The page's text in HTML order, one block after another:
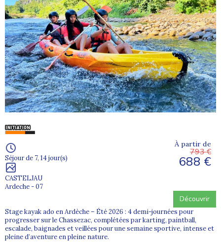
Séjour de 7, 14 jour(s)
CASTELJAU
Ardeche - 07
À partir de
793 €
688 €
Découvrir
Stage kayak ado en Ardèche – Été 2026 : 4 demi-journées pour
progresser sur le Chassezac, complétées par karting, paintball,
escalade, baignades et veillées pour une semaine sportive, intense et
pleine d’aventure en pleine nature.